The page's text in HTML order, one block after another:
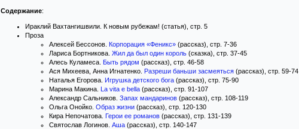
Содержание:
Ираклий Вахтангишвили. К новым рубежам! (статья), стр. 5
Проза
Алексей Бессонов. Корпорация «Феникс» (рассказ), стр. 7-36
Лариса Бортникова. Жил да был один король (сказка), стр. 37-45
Алесь Куламеса. Быть рядом (рассказ), стр. 46-58
Ася Михеева, Анна Игнатенко. Разреши баньши засмеяться (рассказ), стр. 59-74
Наталья Егорова. Игрушка детского бога (рассказ), стр. 75-90
Марина Макина. La vita e bella (рассказ), стр. 91-107
Александр Сальников. Запах мандаринов (рассказ), стр. 108-119
Ольга Онойко. Образ жизни (рассказ), стр. 120-130
Кира Непочатова. Герои ее романов (рассказ), стр. 131-139
Святослав Логинов. Аша (рассказ), стр. 140-147